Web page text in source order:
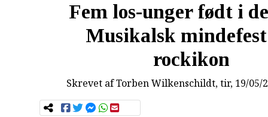
Fem los-unger født i
Musikalsk
rockikon
Skrevet afTorben Wilkenschildt, tir, 19/05/